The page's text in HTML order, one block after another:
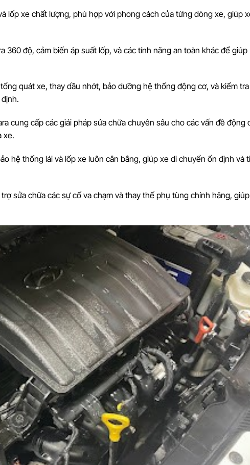
lốp xe chất lượng, phù hợp với phong cách của từng dòng xe, giúp
360 độ, cảm biến áp suất lốp, và các tính năng an toàn khác để giúp
quát xe, thay dầu nhớt, bảo dưỡng hệ thống động cơ, và kiểm tra
cung cấp các giải pháp sửa chữa chuyên sâu cho các vấn đề động
xe.
hệ thống lái và lốp xe luôn cân bằng, giúp xe di chuyển ổn định và
trợ sửa chữa các sự cố va chạm và thay thế phụ tùng chính hãng,